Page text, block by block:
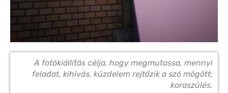
A fotókiállítás célja, hogy megmutassa, mennyi
feladat, kihívás, küzdelem rejtőzik a szó mögött:
koraszülés.